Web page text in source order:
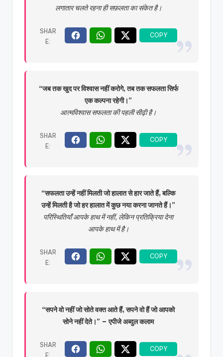
लगातार चलते रहना ही सफ़लता का संकेत है।
“जब तक खुद पर विश्वास नहीं करोगे, तब तक सफलता सिर्फ
एक कल्पना रहेगी।”
आत्मविश्वास सफलता की पहली सीढ़ी है।
“सफलता उन्हें नहीं मिलती जो हालात से हार जाते हैं, बल्कि
उन्हें मिलती है जो हर हालात में कुछ नया करना जानते हैं।”
परिस्थितियाँ आपके हाथ में नहीं, लेकिन प्रतिक्रिया देना
आपके हाथ में है।
“सपने वो नहीं जो सोते वक्त आते हैं, सपने वो हैं जो आपको
सोने नहीं देते।” – एपीजे अब्दुल कलाम